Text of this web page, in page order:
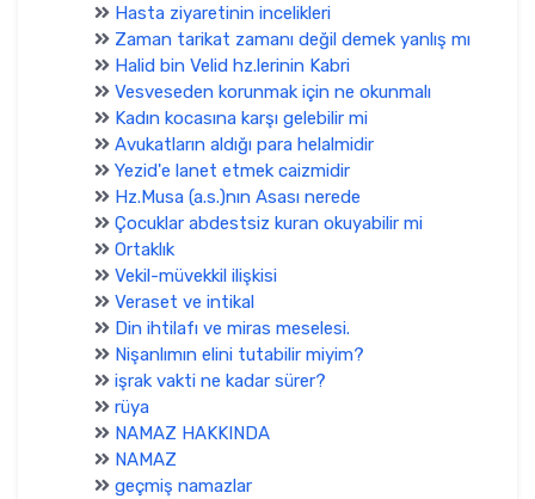
Hasta ziyaretinin incelikleri
Zaman tarikat zamanı değil demek yanlış mı
Halid bin Velid hz.lerinin Kabri
Vesveseden korunmak için ne okunmalı
Kadın kocasına karşı gelebilir mi
Avukatların aldığı para helalmidir
Yezid'e lanet etmek caizmidir
Hz.Musa (a.s.)nın Asası nerede
Çocuklar abdestsiz kuran okuyabilir mi
Ortaklık
Vekil-müvekkil ilişkisi
Veraset ve intikal
Din ihtilafı ve miras meselesi.
Nişanlımın elini tutabilir miyim?
işrak vakti ne kadar sürer?
rüya
NAMAZ HAKKINDA
NAMAZ
geçmiş namazlar